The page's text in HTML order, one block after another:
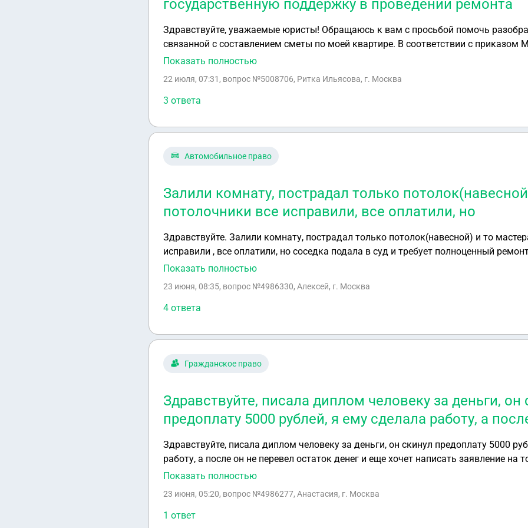
государственную поддержку в проведении ремонта
Здравствуйте, уважаемые юристы! Обращаюсь к вам с просьбой помочь разобраться в ситуации,
связанной с составлением сметы по моей квартире. В соответствии с приказом
строительства Российской Федерации № 301/пр от 15 мая 2026 года, была
ли я рассчитывать на государственную поддержку в проведении ремонта.
Показать полностью
22 июля, 07:31 , вопрос №5008706, Ритка Ильясова, г. Москва
3 ответа
Автомобильное право
Залили комнату, пострадал только
потолочники все исправили, все оплатили, но
Здравствуйте. Залили комнату, пострадал только потолок(навесной) и то мастера потолочники все
исправили , все оплатили, но соседка подала в суд и требует полноценный ремонт , был составлен акт
от Управляющей компании, но нет печати , подписи , нас не уведомили, потоп был
Показать полностью
23 июня, 08:35, вопрос №4986330, Алексей, г. Москва
4 ответа
Гражданское право
Здравствуйте, писала диплом человеку за деньги, он
предоплату 5000 рублей, я ему сделала работу, а
Здравствуйте, писала диплом человеку за деньги, он скинул предоплату 5000
работу, а после он не перевел остаток денег и еще хочет написать заявление на
эти 5000 рублей, что делать?
Показать полностью
23 июня, 05:20, вопрос №4986277, Анастасия, г. Москва
1 ответ